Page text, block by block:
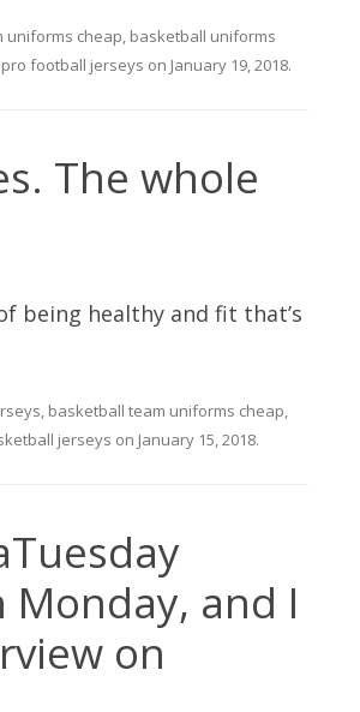
uniforms cheap, basketball uniforms
pro football jerseys on January 19, 2018.
The whole
being healthy and fit that’s
, basketball team uniforms cheap,
jerseys on January 15, 2018.
Monday, and I
on